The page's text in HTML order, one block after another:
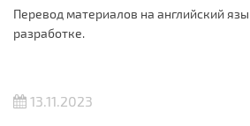
Перевод материалов на английский
разработке.
13.11.2023